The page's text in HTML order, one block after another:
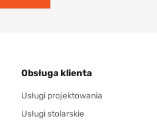
Obsługa klienta
Usługi projektowania
Usługi stolarskie